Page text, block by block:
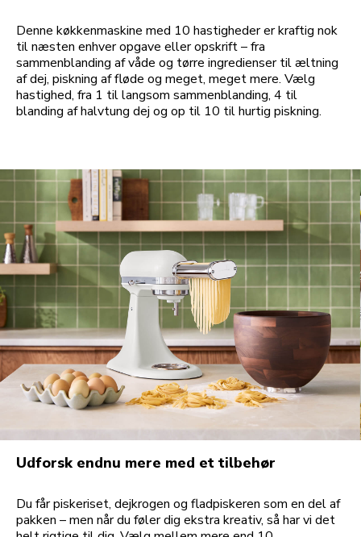
Denne køkkenmaskine med 10 hastigheder er kraftig nok
til næsten enhver opgave eller opskrift – fra
sammenblanding af våde og tørre ingredienser til æltning
af dej, piskning af fløde og meget, meget mere. Vælg
hastighed, fra 1 til langsom sammenblanding, 4 til
blanding af halvtung dej og op til 10 til hurtig piskning.
Udforsk endnu mere med et tilbehør
Du får piskeriset, dejkrogen og fladpiskeren som en del af
pakken – men når du føler dig ekstra kreativ, så har vi det